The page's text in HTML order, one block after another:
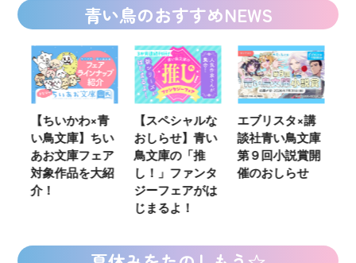
青い鳥のおすすめNEWS
【ちいかわ×青
い鳥文庫】ちい
あお文庫フェア
対象作品を大紹
【スペシャルな
おしらせ】青い
鳥文庫の「推
し！」ファンタ
ジーフェアがは
じまるよ！
エブリスタ×講
談社青い鳥文庫
第９回小説賞開
催のおしらせ
【速報
女さん
る‼』